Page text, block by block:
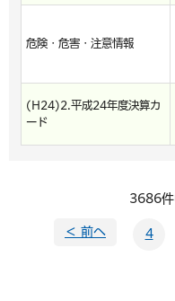
危険・危害・注意情報
(H24)2.平成24年度決算カ
ード
3686
＜ 前へ 4